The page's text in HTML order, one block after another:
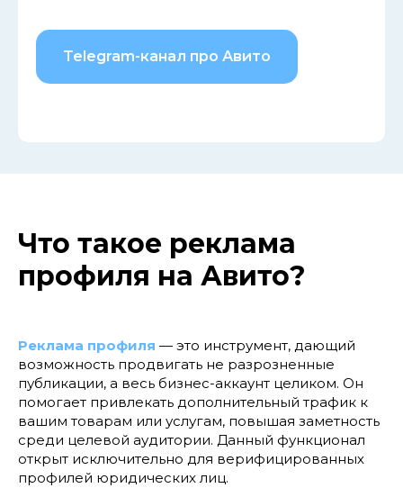
Telegram-канал про Авито
Что такое реклама
профиля на Авито?
Реклама профиля — это инструмент, дающий
возможность продвигать не разрозненные
публикации, а весь бизнес-аккаунт целиком. Он
помогает привлекать дополнительный трафик к
вашим товарам или услугам, повышая заметность
среди целевой аудитории. Данный функционал
открыт исключительно для верифицированных
профилей юридических лиц.